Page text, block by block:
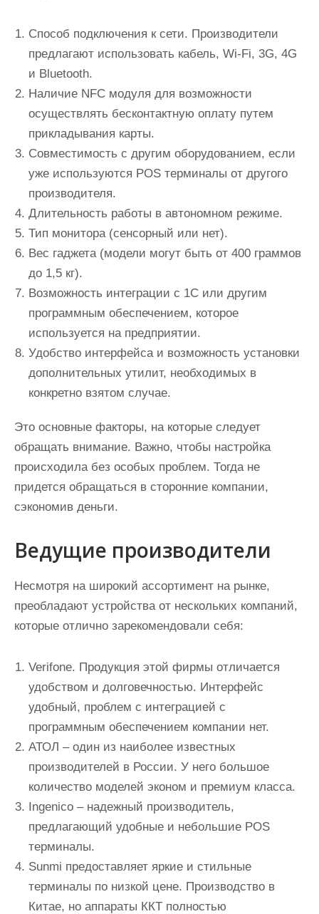
Способ подключения к сети. Производители
предлагают использовать кабель, Wi-Fi, 3G, 4G
и Bluetooth.
Наличие NFC модуля для возможности
осуществлять бесконтактную оплату путем
прикладывания карты.
Совместимость с другим оборудованием, если
уже используются POS терминалы от другого
производителя.
Длительность работы в автономном режиме.
Тип монитора (сенсорный или нет).
Вес гаджета (модели могут быть от 400 граммов
до 1,5 кг).
Возможность интеграции с 1С или другим
программным обеспечением, которое
используется на предприятии.
Удобство интерфейса и возможность установки
дополнительных утилит, необходимых в
конкретно взятом случае.
Это основные факторы, на которые следует
обращать внимание. Важно, чтобы настройка
происходила без особых проблем. Тогда не
придется обращаться в сторонние компании,
сэкономив деньги.
Ведущие производители
Несмотря на широкий ассортимент на рынке,
преобладают устройства от нескольких компаний,
которые отлично зарекомендовали себя:
Verifone. Продукция этой фирмы отличается
удобством и долговечностью. Интерфейс
удобный, проблем с интеграцией с
программным обеспечением компании нет.
АТОЛ – один из наиболее известных
производителей в России. У него большое
количество моделей эконом и премиум класса.
Ingenico – надежный производитель,
предлагающий удобные и небольшие POS
терминалы.
Sunmi предоставляет яркие и стильные
терминалы по низкой цене. Производство в
Китае, но аппараты ККТ полностью